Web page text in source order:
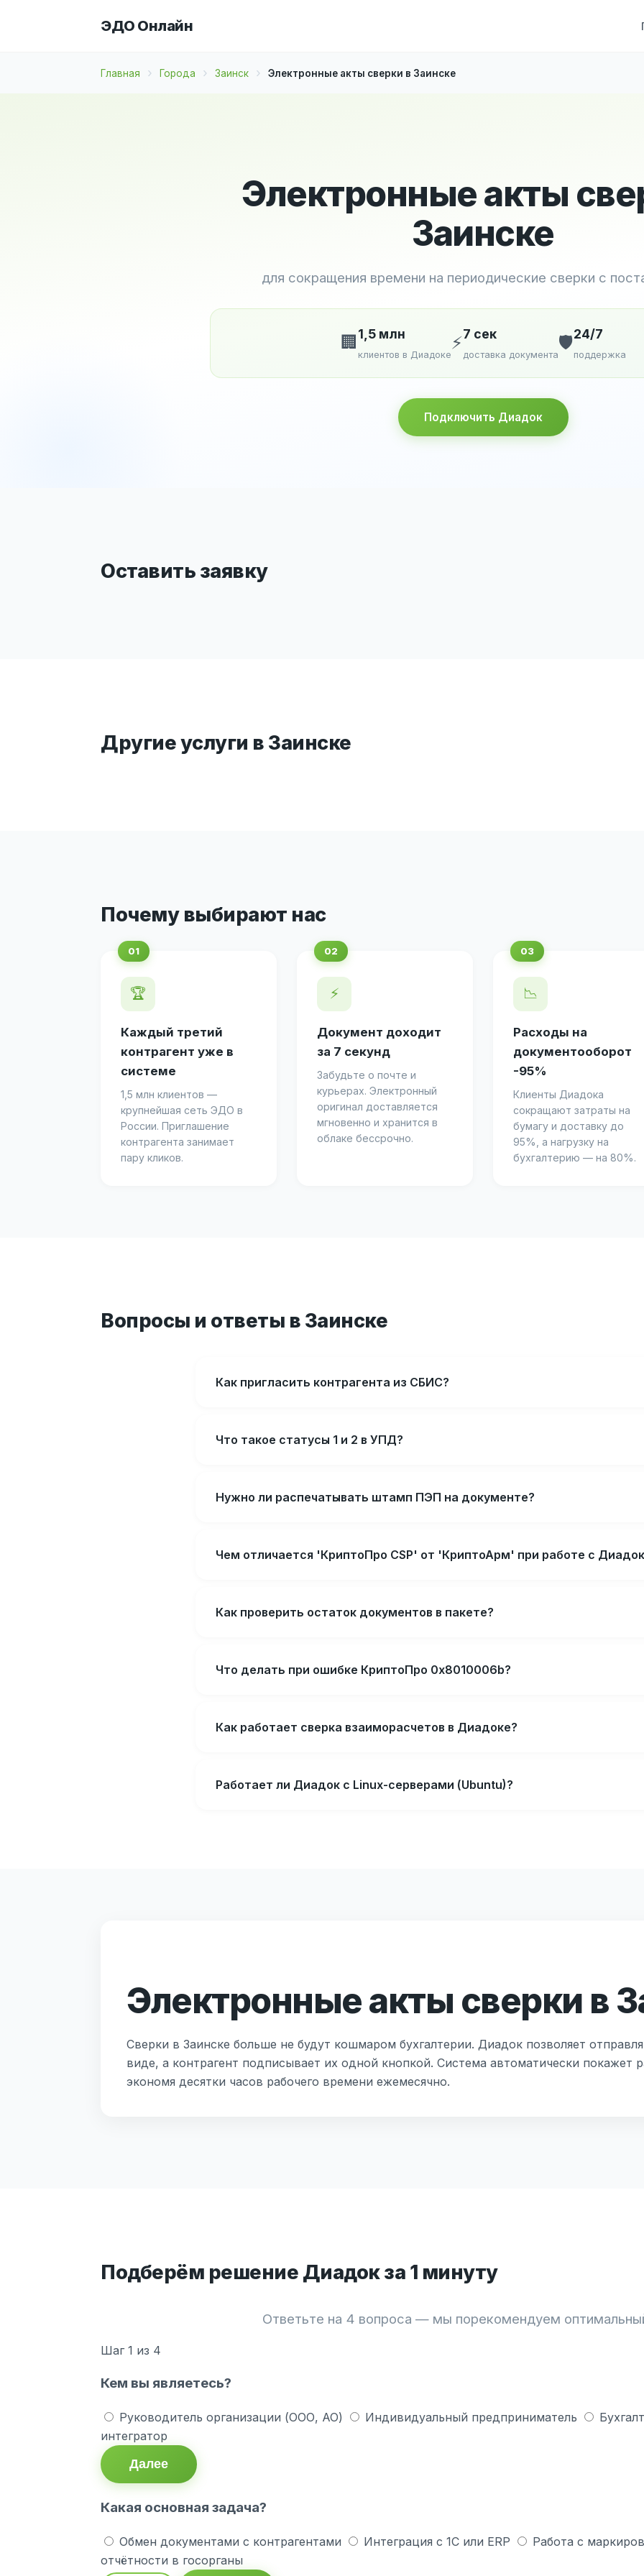
ЭДО Онлайн
Главная Города Заинск Электронные акты сверки в Заинске
Электронные акты
Заинске
для сокращения времени на периодические сверки с
🏢 1,5 млн
клиентов в Диадоке
⚡7 сек
доставка документа
🛡️24/7
поддержка
Подключить Диадок
Оставить заявку
Другие услуги в Заинске
Почему выбирают нас
🏆
Каждый третий
контрагент уже в
системе
1,5 млн клиентов —
крупнейшая сеть ЭДО в
России. Приглашение
контрагента занимает
пару кликов.
⚡
Документ доходит
за 7 секунд
Забудьте о почте и
курьерах. Электронный
оригинал доставляется
мгновенно и хранится в
облаке бессрочно.
📉
Расходы на
документооборот
-95%
Клиенты Диадока
сокращают затраты на
бумагу и доставку до
95%, а нагрузку на
бухгалтерию — на 80%.
Вопросы и ответы в Заинске
Как пригласить контрагента из СБИС?
Что такое статусы 1 и 2 в УПД?
Нужно ли распечатывать штамп ПЭП на документе?
Чем отличается 'КриптоПро CSP' от 'КриптоАрм' при работе с
Как проверить остаток документов в пакете?
Что делать при ошибке КриптоПро 0x8010006b?
Как работает сверка взаиморасчетов в Диадоке?
Работает ли Диадок с Linux-серверами (Ubuntu)?
Электронные акты сверки в
Сверки в Заинске больше не будут кошмаром бухгалтерии. Диадок позволяет
виде, а контрагент подписывает их одной кнопкой. Система автоматически покажет
экономя десятки часов рабочего времени ежемесячно.
Подберём решение Диадок за 1 минуту
Ответьте на 4 вопроса — мы порекомендуем
Шаг 1 из 4
Кем вы являетесь?
Руководитель организации (ООО, АО) Индивидуальный предприниматель
интегратор
Далее
Какая основная задача?
Обмен документами с контрагентами Интеграция с 1С или ERP
Работа с
отчётности в госорганы